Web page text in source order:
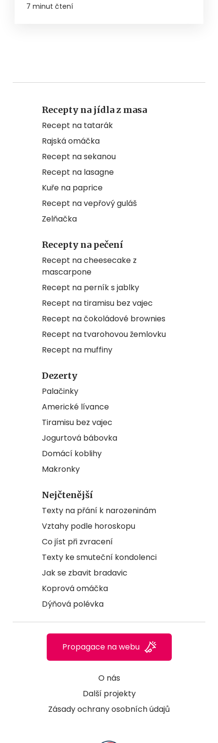
7 minut čtení
Recepty na jídla z masa
Recept na tatarák
Rajská omáčka
Recept na sekanou
Recept na lasagne
Kuře na paprice
Recept na vepřový guláš
Zelňačka
Recepty na pečení
Recept na cheesecake z
mascarpone
Recept na perník s jablky
Recept na tiramisu bez vajec
Recept na čokoládové brownies
Recept na tvarohovou žemlovku
Recept na muffiny
Dezerty
Palačinky
Americké lívance
Tiramisu bez vajec
Jogurtová bábovka
Domácí koblihy
Makronky
Nejčtenější
Texty na přání k narozeninám
Vztahy podle horoskopu
Co jíst při zvracení
Texty ke smuteční kondolenci
Jak se zbavit bradavic
Koprová omáčka
Dýňová polévka
O nás
Další projekty
Zásady ochrany osobních údajů
Propagace na webu